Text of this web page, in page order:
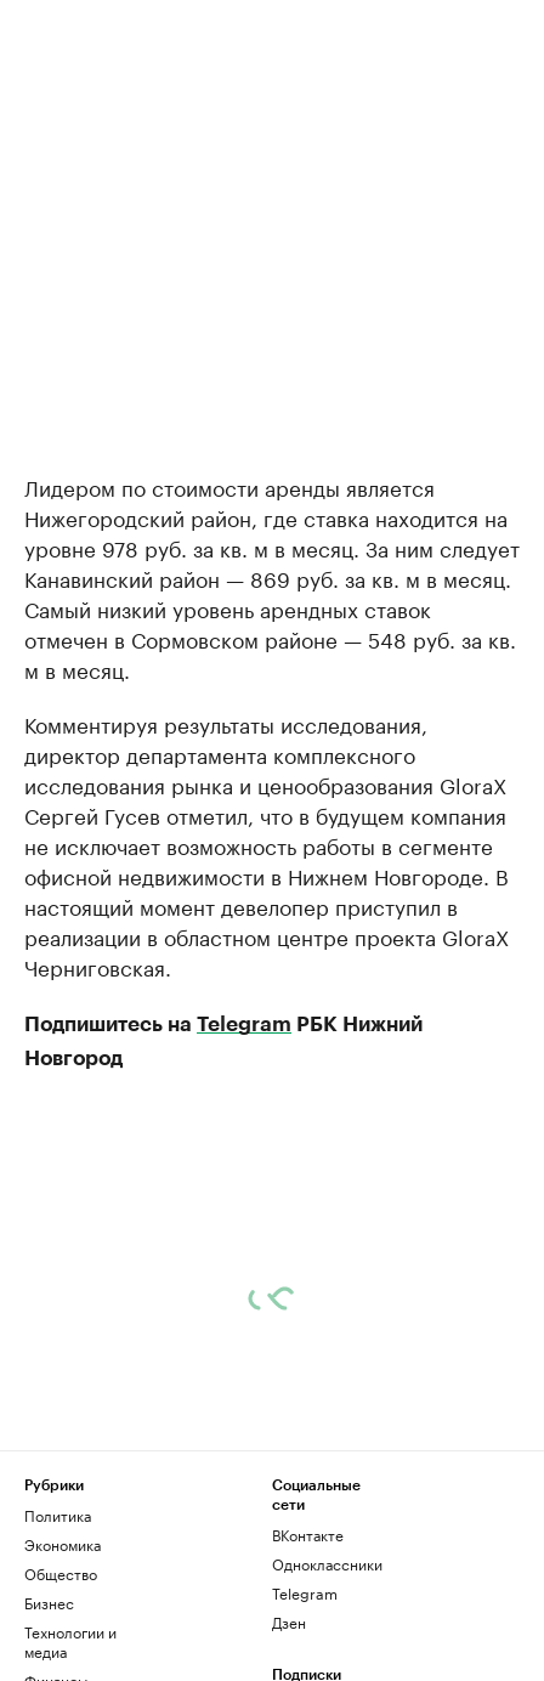
Лидером по стоимости аренды является
Нижегородский район, где ставка находится на
уровне 978 руб. за кв. м в месяц. За ним следует
Канавинский район — 869 руб. за кв. м в месяц.
Самый низкий уровень арендных ставок
отмечен в Сормовском районе — 548 руб. за кв.
м в месяц.
Комментируя результаты исследования,
директор департамента комплексного
исследования рынка и ценообразования GloraX
Сергей Гусев отметил, что в будущем компания
не исключает возможность работы в сегменте
офисной недвижимости в Нижнем Новгороде. В
настоящий момент девелопер приступил в
реализации в областном центре проекта GloraX
Черниговская.
Подпишитесь на Telegram РБК Нижний
Новгород
Рубрики
Политика
Экономика
Общество
Бизнес
Технологии и
медиа
Социальные
сети
ВКонтакте
Одноклассники
Telegram
Дзен
Подписки